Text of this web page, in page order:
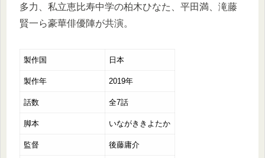
多力、私立恵比寿中学の柏木ひなた、平田満、滝藤
賢一ら豪華俳優陣が共演。
製作国 日本
製作年 2019年
話数 全7話
脚本 いながききよたか
監督 後藤庸介